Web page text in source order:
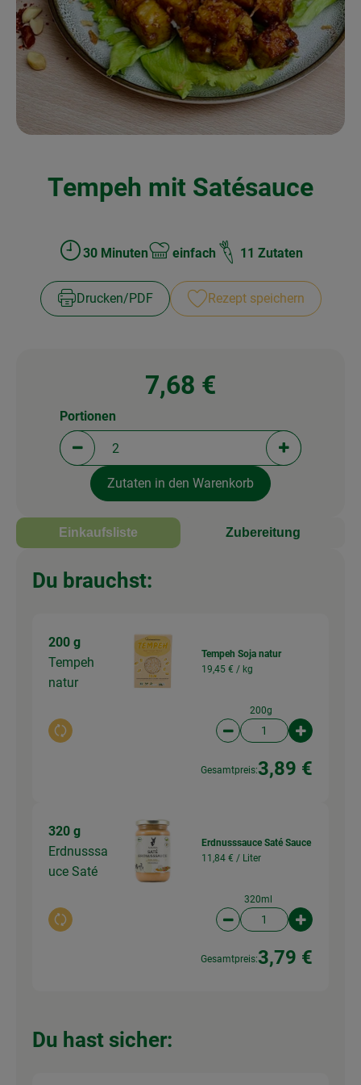
Kochen & Backen
Naturkost
Blog
Nützliches
Veranstaltungen
Tempeh mit Satésauce
Zubreitungszeit:
30 Minuten
Schwierigkeit:
einfach 11 Zutaten
Drucken​/​PDF Rezept speichern
7,68 €
Portionen verringern (aktuell 2 Portionen
Portionen
Portionen
Zutaten in den Warenkorb
Einkaufsliste Zubereitung
Du brauchst:
200 g
Tempeh
natur
Auswahl ändern
Tempeh Soja natur
19,45 € / kg
200g
Artikelanzahl
Gesamtpreis:3,89 €
320 g
Erdnusssa
uce Saté
Auswahl ändern
Erdnusssauce Saté Sauce
11,84 € / Liter
320ml
Artikelanzahl
Gesamtpreis:3,79 €
Du hast sicher: